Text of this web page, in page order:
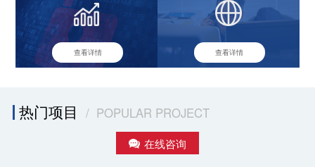
查看详情 查看详情
热门项目 / POPULAR PROJECT
在线咨询